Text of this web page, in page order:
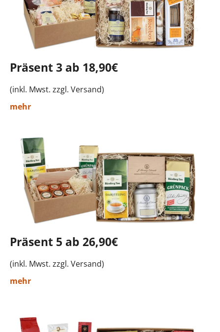
Präsent 3 ab 18,90€
(inkl. Mwst. zzgl. Versand)
mehr
Präsent 5 ab 26,90€
(inkl. Mwst. zzgl. Versand)
mehr